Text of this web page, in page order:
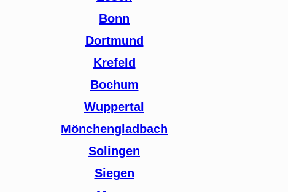
Bonn
Dortmund
Krefeld
Bochum
Wuppertal
Mönchengladbach
Solingen
Siegen